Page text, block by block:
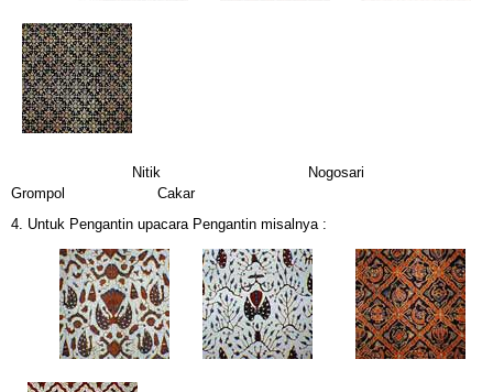
Nitik Nogosari
Grompol Cakar
4. Untuk Pengantin upacara Pengantin misalnya :